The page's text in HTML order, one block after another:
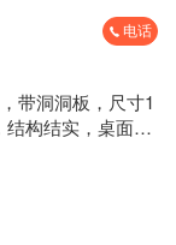
电话
带洞洞板，尺寸1
构结实，桌面宽
，无异味，安装